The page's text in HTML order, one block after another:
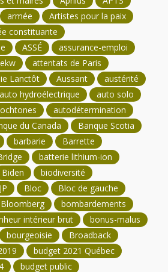
armée
Artistes pour la paix
constituante
ASSÉ
assurance-emploi
attentats de Paris
Lanctôt Aussant
austérité
auto hydroélectrique
auto solo
autodétermination
du Canada
Banque Scotia
barbarie
Barrette
batterie lithium-ion
Biden
biodiversité
Bloc
Bloc de gauche
Bloomberg
bombardements
intérieur brut
bonus-malus
bourgeoisie
Broadback
budget 2021 Québec
budget public